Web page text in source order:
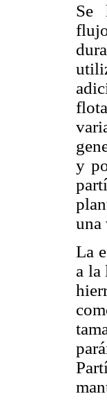
Se
y
una
La
a la